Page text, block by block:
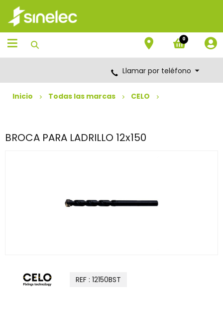
Saltar
contenido
Saltar
menú
de
navegación
0
Llamar por teléfono
Inicio Todas las marcas CELO
BROCA PARA LADRILLO 12x150
REF : 12150BST